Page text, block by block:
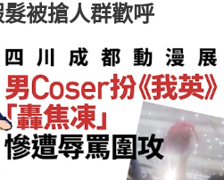
被搶人群歡呼